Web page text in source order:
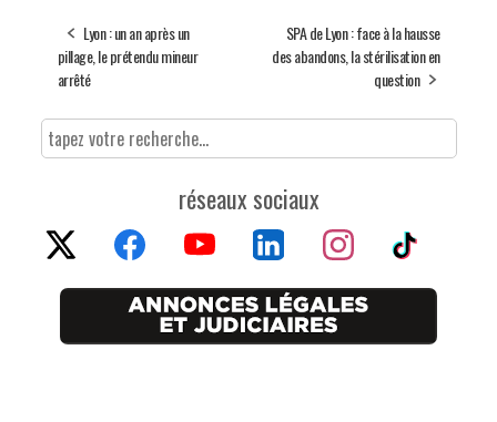
Lyon : un an après un
pillage, le prétendu mineur
arrêté
SPA de Lyon : face à la hausse
des abandons, la stérilisation en
question
réseaux sociaux